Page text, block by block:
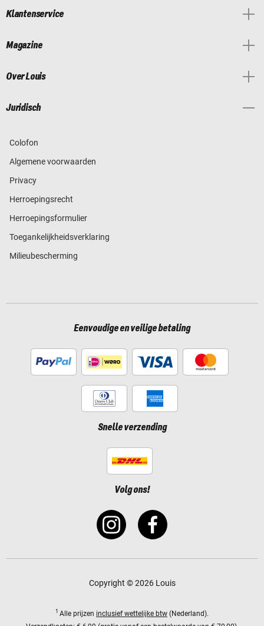
Klantenservice
Magazine
Over Louis
Juridisch
Colofon
Algemene voorwaarden
Privacy
Herroepingsrecht
Herroepingsformulier
Toegankelijkheidsverklaring
Milieubescherming
Eenvoudige en veilige betaling
Snelle verzending
Volg ons!
Copyright © 2026 Louis
1 Alle prijzen inclusief wettelijke btw (Nederland).